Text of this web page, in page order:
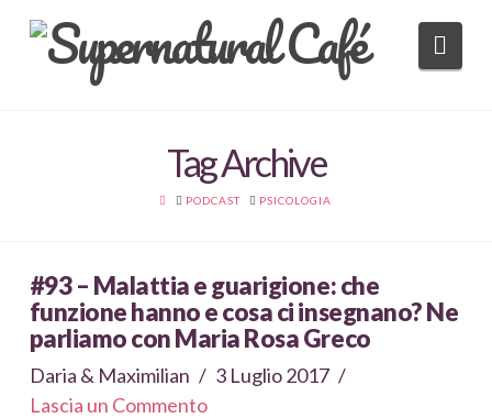
Tag Archive
HOMEPODCAST PSICOLOGIA
#93 – Malattia e guarigione: che
funzione hanno e cosa ci insegnano? Ne
parliamo con Maria Rosa Greco
Daria & Maximilian
3 Luglio 2017
Lascia un Commento